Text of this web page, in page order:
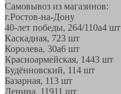
Самовывоз из магазинов:
г.Ростов-на-Дону
40-лет победы, 264/110а4 шт
Каскадная, 723 шт
Королева, 30а6 шт
Красноармейская, 1443 шт
Будённовский, 114 шт
Базарная, 113 шт
Ленина, 11911 шт